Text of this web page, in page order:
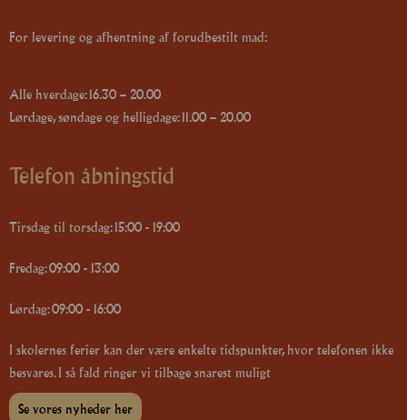
For levering og afhentning af forudbestilt mad:
Alle hverdage: 16.30 – 20.00
Lørdage, søndage og helligdage: 11.00 – 20.00
Telefon åbningstid
Tirsdag til torsdag: 15:00 - 19:00
Fredag: 09:00 - 13:00
Lørdag: 09:00 - 16:00
I skolernes ferier kan der være enkelte tidspunkter, hvor telefonen ikke
besvares. I så fald ringer vi tilbage snarest muligt
Se vores nyheder her